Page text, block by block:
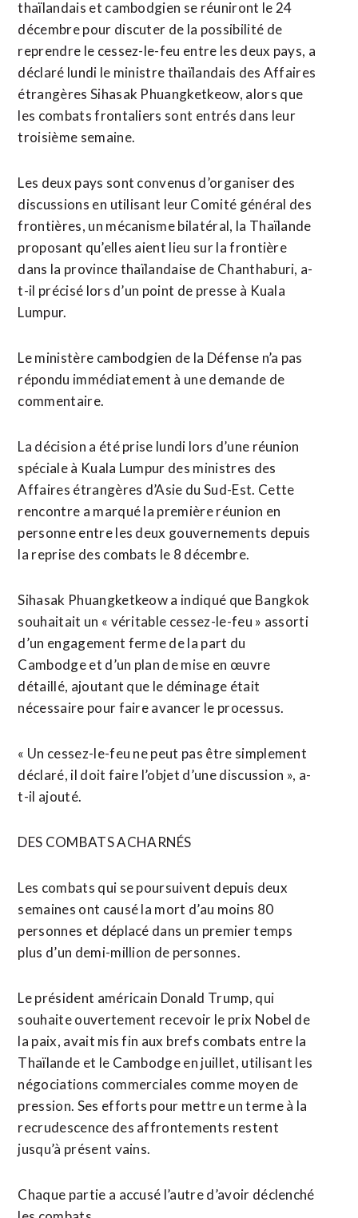
thaïlandais et cambodgien se réuniront le 24
décembre pour discuter de la possibilité de
reprendre le cessez-le-feu entre les deux pays, a
déclaré lundi le ministre ​thaïlandais des Affaires
étrangères Sihasak Phuangketkeow, alors que
les ‍combats frontaliers sont ⁠entrés dans leur
troisième semaine.
Les deux pays sont convenus d’organiser des
discussions en ⁠utilisant leur Comité général des
frontières, un mécanisme bilatéral, la Thaïlande
proposant qu’elles aient lieu sur la frontière
dans la province thaïlandaise de Chanthaburi, a-
t-il ​précisé lors d’un point de presse à Kuala
Lumpur.
Le ministère cambodgien de la Défense n’a pas
répondu immédiatement à une demande de
commentaire.
La décision a été prise lundi lors d’une réunion
spéciale à Kuala Lumpur des ministres des
Affaires étrangères d’Asie du Sud-Est. Cette
rencontre ‌a marqué la première réunion en
personne entre les deux gouvernements depuis
la ​reprise des combats le 8 décembre.
Sihasak Phuangketkeow a indiqué que Bangkok
souhaitait un « véritable cessez-le-feu » assorti
d’un engagement ferme de la part du
Cambodge et d’un plan de mise en œuvre
détaillé, ajoutant que le déminage était
nécessaire pour faire avancer le processus.
« Un ‌cessez-le-feu ne ‌peut pas être simplement
déclaré, il doit faire l’objet d’une discussion », ​a-
t-il ajouté.
DES COMBATS ACHARNÉS
Les combats qui se poursuivent depuis deux
semaines ont causé la mort d’au moins 80
personnes et déplacé dans un premier temps
plus ​d’un demi-million de personnes.
Le président américain Donald Trump, qui
souhaite ouvertement recevoir le prix Nobel de
la paix, avait mis fin aux ⁠brefs combats entre la
Thaïlande et le Cambodge en juillet, utilisant les
négociations commerciales ​comme moyen de
pression. Ses efforts pour mettre un terme à la
recrudescence des affrontements restent
jusqu’à présent vains.
Chaque partie a accusé l’autre d’avoir déclenché